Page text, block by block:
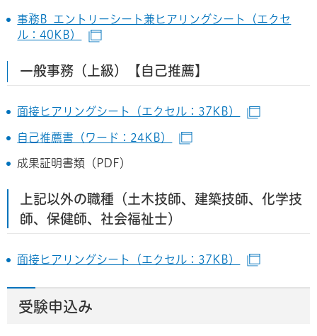
事務B_エントリーシート兼ヒアリングシート（エクセ
ル：40KB）
一般事務（上級）【自己推薦】
面接ヒアリングシート（エクセル：37KB）
自己推薦書（ワード：24KB）
成果証明書類（PDF​​​​）
上記以外の職種（土木技師、建築技師、化学技
師、保健師、社会福祉士）
面接ヒアリングシート（エクセル：37KB）
受験申込み